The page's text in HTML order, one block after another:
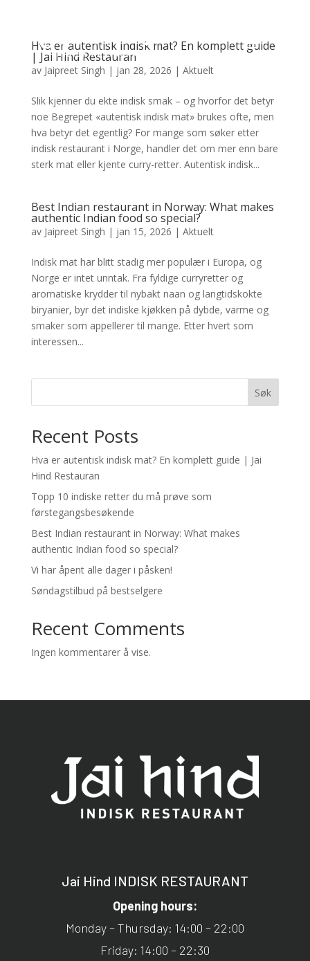
Hva er autentisk indisk mat? En komplett guide
| Jai Hind Restauran
av Jaipreet Singh | jan 28, 2026 | Aktuelt
Slik kjenner du ekte indisk smak – og hvorfor det betyr
noe Begrepet «autentisk indisk mat» brukes ofte, men
hva betyr det egentlig? For mange som søker etter
indisk restaurant i Norge, handler det om mer enn bare
sterk mat eller kjente curry-retter. Autentisk indisk...
Best Indian restaurant in Norway: What makes
authentic Indian food so special?
av Jaipreet Singh | jan 15, 2026 | Aktuelt
Indisk mat har blitt stadig mer populær i Europa, og
Norge er intet unntak. Fra fyldige curryretter og
aromatiske krydder til nybakt naan og langtidskokte
biryanier, byr det indiske kjøkken på dybde, varme og
smaker som appellerer til mange. Etter hvert som
interessen...
Søk
Recent Posts
Hva er autentisk indisk mat? En komplett guide | Jai
Hind Restauran
Topp 10 indiske retter du må prøve som
førstegangsbesøkende
Best Indian restaurant in Norway: What makes
authentic Indian food so special?
Vi har åpent alle dager i påsken!
Søndagstilbud på bestselgere
Recent Comments
Ingen kommentarer å vise.
Jai Hind INDISK RESTAURANT
Opening hours:
Monday – Thursday: 14:00 – 22:00
Friday: 14:00 – 22:30